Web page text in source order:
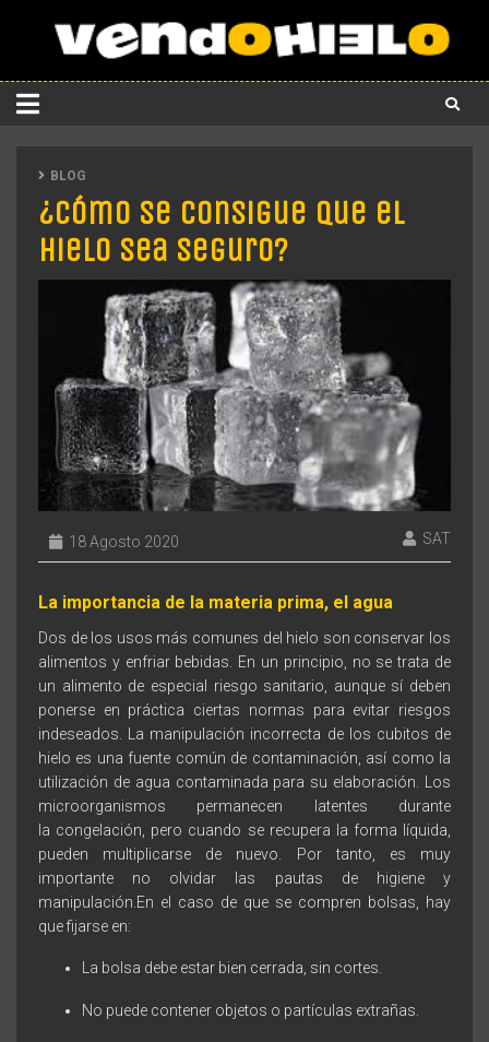
¿Cómo se consigue que el
hielo sea seguro?
18 Agosto 2020
La importancia de la materia prima, el agua
Dos de los usos más comunes del hielo son conservar los
alimentos y enfriar bebidas. En un principio, no se trata de
un alimento de especial riesgo sanitario, aunque sí deben
ponerse en práctica ciertas normas para evitar riesgos
indeseados. La manipulación incorrecta de los cubitos de
hielo es una fuente común de contaminación, así como la
utilización de agua contaminada para su elaboración. Los
microorganismos permanecen latentes durante
la congelación, pero cuando se recupera la forma líquida,
pueden multiplicarse de nuevo. Por tanto, es muy
importante no olvidar las pautas de higiene y
manipulación.En el caso de que se compren bolsas, hay
que fijarse en:
La bolsa debe estar bien cerrada, sin cortes.
No puede contener objetos o partículas extrañas.
BLOG
SAT